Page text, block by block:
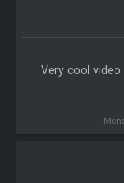
Very cool video